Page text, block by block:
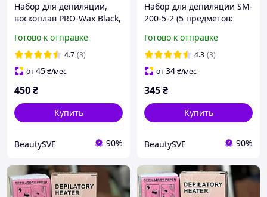
Набор для депиляции,
воскоплав PRO-Wax Black,
Готово к отправке
4.7 (3)
от45₴/мес
450₴
Купить
BeautySVE 90%
Набор для депиляции SM-
200-5-2 (5 предметов:
до/после, шпатели)
Готово к отправке
4.3 (3)
от34₴/мес
345₴
Купить
BeautySVE 90%